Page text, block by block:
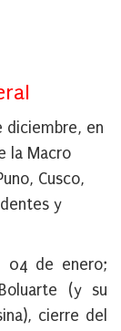
diciembre, en
la Macro
Cusco,
y
04 de enero;
(y su
cierre del